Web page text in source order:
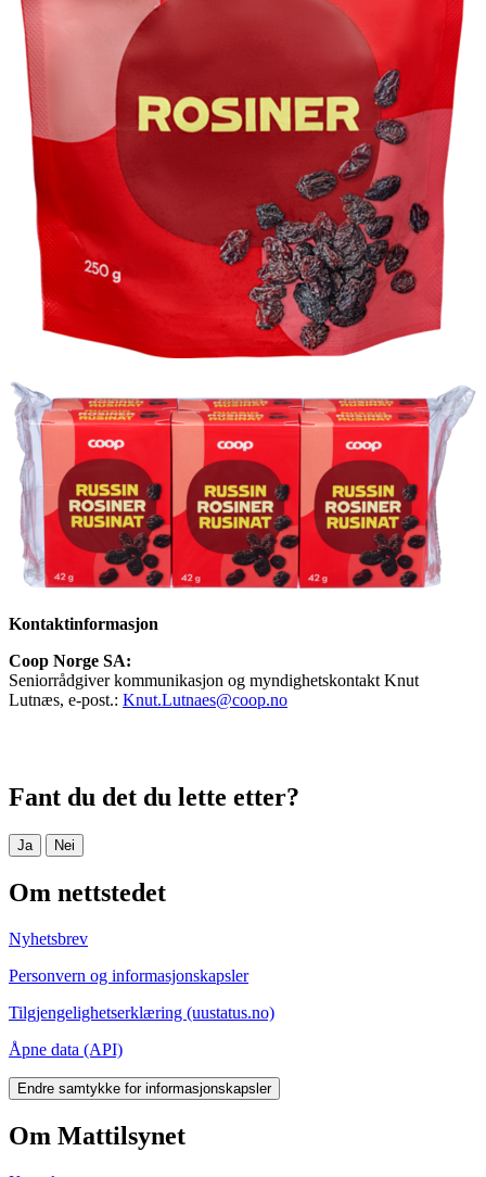
Kontaktinformasjon
Coop Norge SA:
Seniorrådgiver kommunikasjon og myndighetskontakt Knut
Lutnæs, e-post.: Knut.Lutnaes@coop.no
Fant du det du lette etter?
Ja Nei
Om nettstedet
Nyhetsbrev
Personvern og informasjonskapsler
Tilgjengelighetserklæring (uustatus.no)
Åpne data (API)
Endre samtykke for informasjonskapsler
Om Mattilsynet